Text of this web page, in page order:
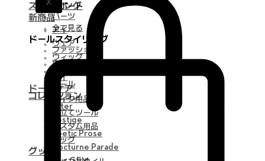
サポート
新商品
全て見る
ドールスタイリング
ファッション
ウィッグ
アイ
ドールケア
メイク用品
組立てツール
カスタム用品
バッグ
グッズ
スタイリング
パーツ
アイ
ウェア
ウィッグ
ツール
コレクション
Alter
Vestige
Poetic Prose
Nocturne Parade